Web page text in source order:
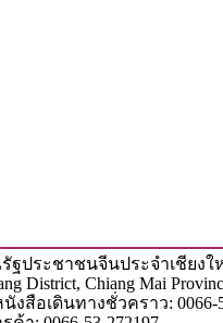
ประชาชนจีนประจำเชียงใ
District, Chiang Mai
สือเดินทางชั่วคราว: 0066-